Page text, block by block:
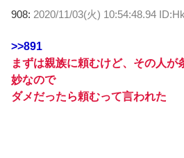
908: 2020/11/03(火) 10:54:48.94
>>891
まずは親族に頼むけど、その人が
妙なので
ダメだったら頼むって言われた